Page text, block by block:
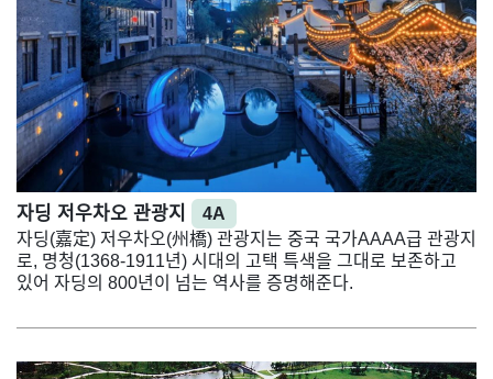
자딩 저우차오 관광지
4A
자딩(嘉定) 저우차오(州橋) 관광지는 중국 국가AAAA급 관광지
로, 명청(1368-1911년) 시대의 고택 특색을 그대로 보존하고
있어 자딩의 800년이 넘는 역사를 증명해준다.